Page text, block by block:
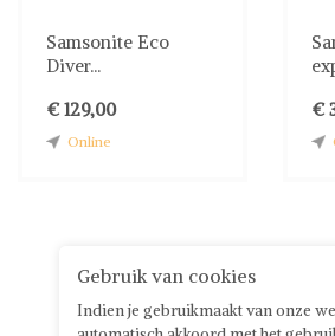
Samsonite Eco
Diver...
€ 129,00
Online
€
Gebruik van cookies
Indien je gebruikmaakt van onze